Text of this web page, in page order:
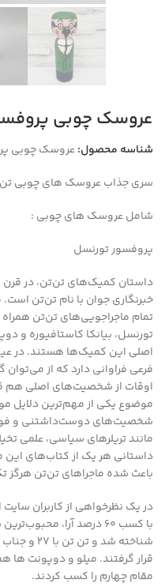
عروسک چوبی
شناسه محصول:عروسک چوبی
سری جذاب عروسک های چوبی
شامل عروسک های چوبی :
پروفسور تورنسل
داستان کمیک‌های تن‌تن،‌ در قرن
خبرنگاری جوان با نام تن‌تن
تمام ماجراجویی‌های تن‌تن
تورنسل، بیانکا کاستافیوره
اصلی این کمیک‌ها هستند. در
فرعی فراوانی دارد که از
اوقات از شخصیت‌های اصلی هم
موضوع یکی از مهم‌ترین دلایل
شخصیت‌های دوست‌داشتنی و
مانند تریلرهای سیاسی،‌ علمی
داستانی هر یک از کتاب‌های
باعث شده ماجراهای تن‌تن هرگز
در یک نظرخواهی از کاربران
با کسب ۶۰ درصد آرا،
مقام چهارم را کسب کردند.